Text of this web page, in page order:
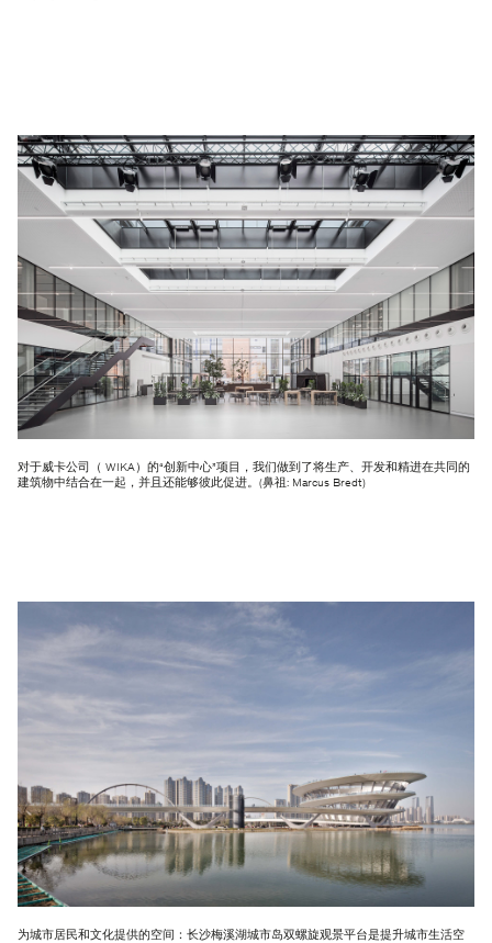
对于威卡公司（ WIKA）的“创新中心”项目，我们做到了将生产、开发和精进在共同的
建筑物中结合在一起，并且还能够彼此促进。(鼻祖: Marcus Bredt)
为城市居民和文化提供的空间：长沙梅溪湖城市岛双螺旋观景平台是提升城市生活空